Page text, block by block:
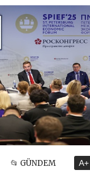
📂 GÜNDEM A+